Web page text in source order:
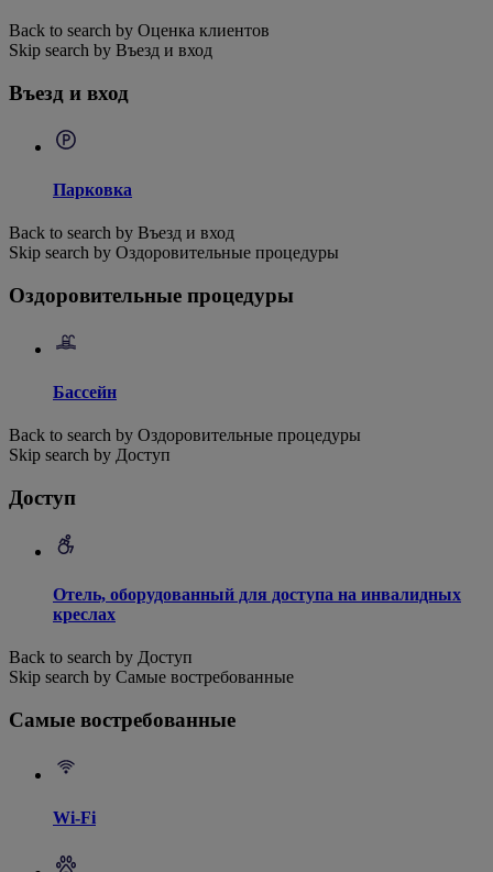
Back to search by Оценка клиентов
Skip search by Въезд и вход
Въезд и вход
Парковка
Back to search by Въезд и вход
Skip search by Оздоровительные процедуры
Оздоровительные процедуры
Бассейн
Back to search by Оздоровительные процедуры
Skip search by Доступ
Доступ
Отель, оборудованный для доступа на инвалидных
креслах
Back to search by Доступ
Skip search by Самые востребованные
Самые востребованные
Wi-Fi